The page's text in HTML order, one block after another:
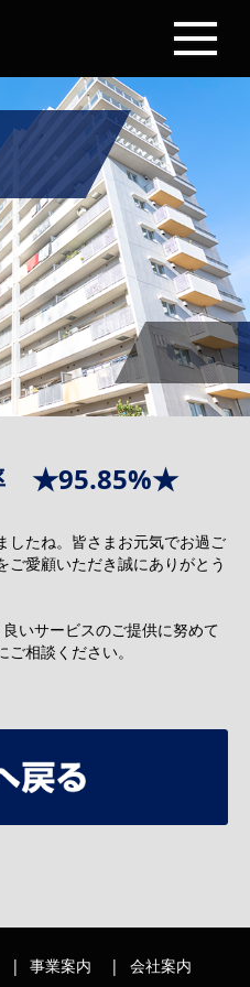
★95.85%★
したね。皆さまお元気でお過ご
ご愛顧いただき誠にありがとう
いサービスのご提供に努めて
相談ください。
事業案内 会社案内